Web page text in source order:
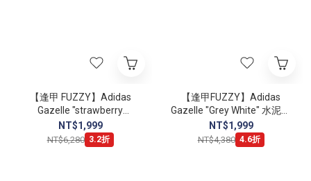
【逢甲 FUZZY】Adidas
Gazelle "strawberry
powder" 草莓粉 IF1809
NT$1,999
NT$6,280 3.2折
【逢甲FUZZY】Adidas
Gazelle "Grey White" 水泥灰
IF1807
NT$1,999
NT$4,380 4.6折